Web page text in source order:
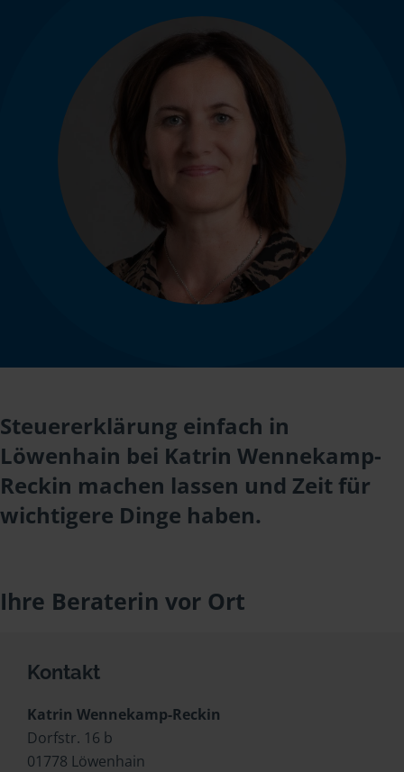
Steuererklärung einfach in
Löwenhain bei Katrin Wennekamp-
Reckin machen lassen und Zeit für
wichtigere Dinge haben.
Ihre Beraterin vor Ort
Kontakt
Katrin Wennekamp-Reckin
Dorfstr. 16 b
01778 Löwenhain